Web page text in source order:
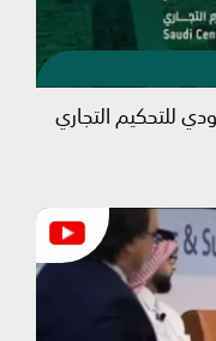
للتحكيم التجاري